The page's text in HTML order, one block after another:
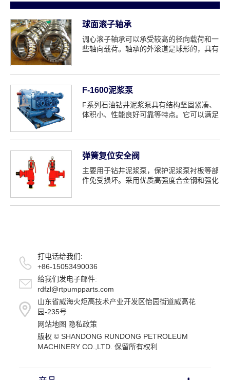
球面滚子轴承
调心滚子轴承可以承受较高的径向载荷和一
些轴向载荷。轴承的外滚道是球形的，具有
F-1600泥浆泵
F系列石油钻井泥浆泵具有结构坚固紧凑、
体积小、性能良好可靠等特点。它可以满足
弹簧复位安全阀
主要用于钻井泥浆泵，保护泥浆泵衬板等部
件免受损坏。采用优质高强度合金钢和强化
打电话给我们:
+86-15053490036
给我们发电子邮件:
rdfzl@rtpumpparts.com
山东省威海火炬高技术产业开发区怡园街道威高花
园-235号
网站地图 隐私政策
版权 © SHANDONG RUNDONG PETROLEUM
MACHINERY CO.,LTD. 保留所有权利